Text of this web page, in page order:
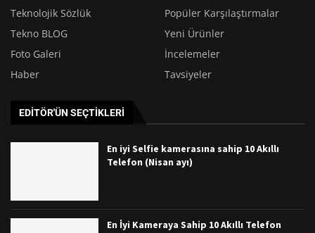
Teknolojik Sözlük
Popüler Karşılaştırmalar
Tekno BLOG
Yeni Ürünler
Foto Galeri
İncelemeler
Haber
Tavsiyeler
EDITÖR'ÜN SEÇTIKLERI
En iyi Selfie kamerasına sahip 10 Akıllı
Telefon (Nisan ayı)
En İyi Kameraya Sahip 10 Akıllı Telefon